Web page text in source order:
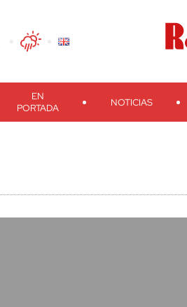
TwitterFacebook
Threads
Instagram Telegram
EN
PORTADA
NOTICIAS